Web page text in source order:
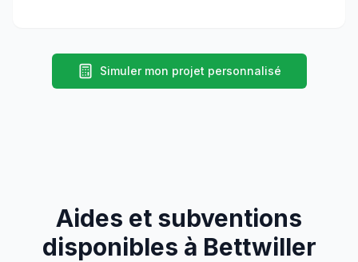
Simuler mon projet personnalisé
Aides et subventions
disponibles à Bettwiller